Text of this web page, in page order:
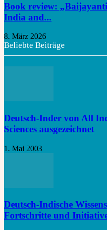
Book review:
India and...
8. März 2026
Beliebte Beiträge
Deutsch-Inder von All
Sciences ausgezeichnet
1. Mai 2003
Deutsch-Indische
Fortschritte und